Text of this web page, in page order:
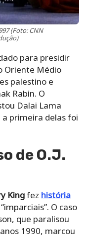
(Foto: CNN
para presidir
Oriente Médio
palestino e
Rabin. O
Dalai Lama
a primeira delas foi
de O.J.
Kingfez história
O caso
que paralisou
1990, marcou